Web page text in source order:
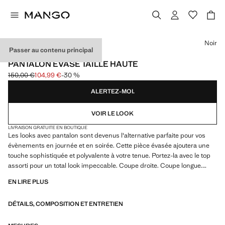
Passer au contenu principal
CAPSULE
PANTALON ÉVASÉ TAILLE HAUTE
Prix initial barré [150,00 € ]
150,00 €
Prix actuel [104,99 € ]
104,99 €-30 %
Choisissez une couleur
Noir
ALERTEZ-MOI.
VOIR LE LOOK
LIVRAISON GRATUITE EN BOUTIQUE
Les looks avec pantalon sont devenus l'alternative parfaite pour vos
évènements en journée et en soirée. Cette pièce évasée ajoutera une
touche sophistiquée et polyvalente à votre tenue. Portez-la avec le top
assorti pour un total look impeccable. Coupe droite. Coupe longue.
Collection fêtes, cérémonie et communion. Les articles de la collection
14 jours à compter de la date d’expédition. Ce vêtement appartient à
EN LIRE PLUS
DÉTAILS, COMPOSITION ET ENTRETIEN